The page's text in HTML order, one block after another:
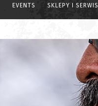
EVENTS SKLEPY I SERWIS